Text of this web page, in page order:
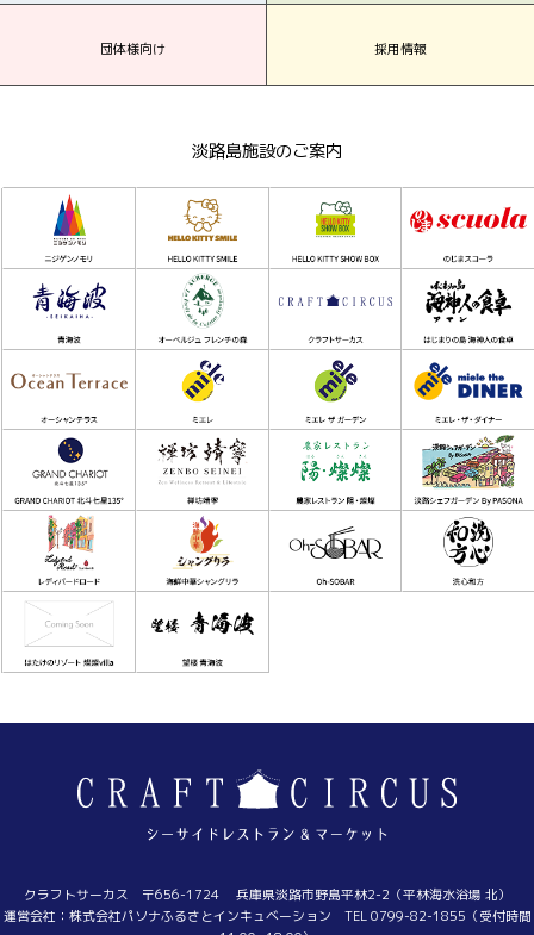
団体様向け 採用情報
淡路島施設のご案内
クラフトサーカス 〒656-1724 兵庫県淡路市野島平林2-2（平林海水浴場 北）
運営会社：株式会社パソナふるさとインキュベーション TEL 0799-82-1855（受付時間